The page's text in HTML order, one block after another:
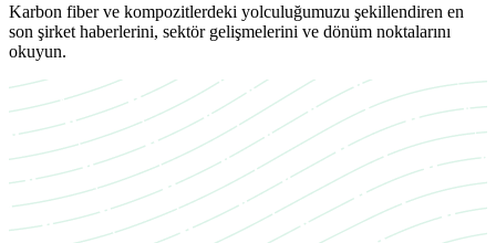
Karbon fiber ve kompozitlerdeki yolculuğumuzu şekillendiren en
son şirket haberlerini, sektör gelişmelerini ve dönüm noktalarını
okuyun.